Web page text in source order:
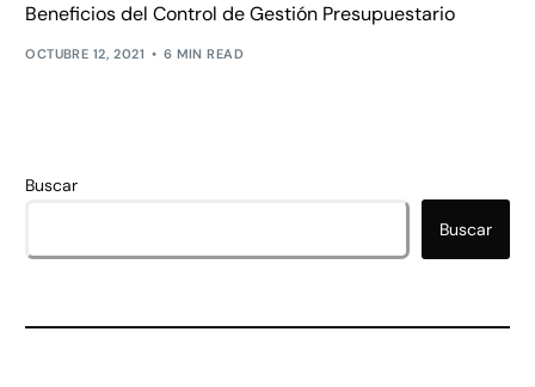
Beneficios del Control de Gestión Presupuestario
OCTUBRE 12, 2021 6 MIN READ
Buscar
Buscar